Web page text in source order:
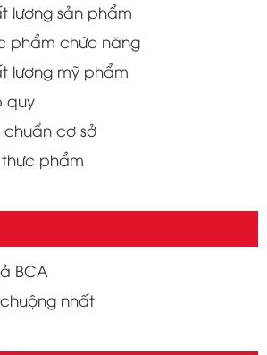
lượng sản phẩm
phẩm chức năng
lượng mỹ phẩm
quy
cơ sở
thực phẩm
BCA
nhất